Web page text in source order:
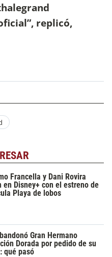
replicó,
Francella y Dani Rovira
en Disney+ con el estreno de
Playa de lobos
Gran Hermano
Dorada por pedido de su
qué pasó